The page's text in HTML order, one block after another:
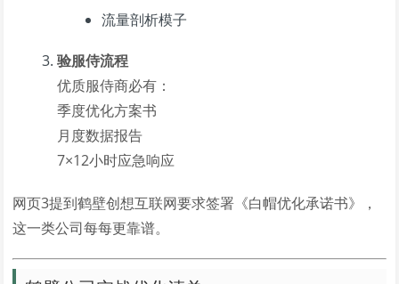
流量剖析模子
验服侍流程
优质服侍商必有：
季度优化方案书
月度数据报告
7×12小时应急响应
网页3提到鹤壁创想互联网要求签署《白帽优化承诺书》，
这一类公司每每更靠谱。